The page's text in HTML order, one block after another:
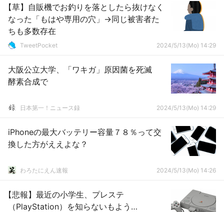
【草】自販機でお釣りを落としたら抜けなく
なった「もはや専用の穴」→同じ被害者た
ちも多数存在
TweetPocket 2024/5/13(Mo) 14:29
大阪公立大学、「ワキガ」原因菌を死滅
酵素合成で
日本第一！ニュース録 2024/5/13(Mo) 14:29
iPhoneの最大バッテリー容量７８％って交
換した方がええよな？
わろたにえん速報 2024/5/13(Mo) 14:26
【悲報】最近の小学生、プレステ
（PlayStation）を知らないもよう…